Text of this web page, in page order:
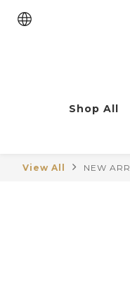
Shop All
View All NEW